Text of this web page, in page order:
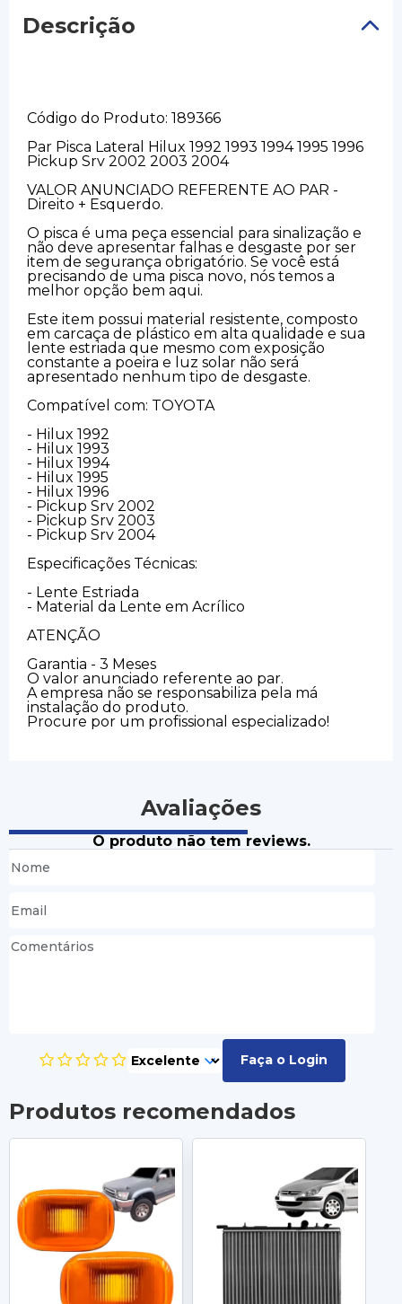
Descrição
Código do Produto: 189366
Par Pisca Lateral Hilux 1992 1993 1994 1995 1996
Pickup Srv 2002 2003 2004
VALOR ANUNCIADO REFERENTE AO PAR -
Direito + Esquerdo.
O pisca é uma peça essencial para sinalização e
não deve apresentar falhas e desgaste por ser
item de segurança obrigatório. Se você está
precisando de uma pisca novo, nós temos a
melhor opção bem aqui.
Este item possui material resistente, composto
em carcaça de plástico em alta qualidade e sua
lente estriada que mesmo com exposição
constante a poeira e luz solar não será
apresentado nenhum tipo de desgaste.
Compatível com: TOYOTA
- Hilux 1992
- Hilux 1993
- Hilux 1994
- Hilux 1995
- Hilux 1996
- Pickup Srv 2002
- Pickup Srv 2003
- Pickup Srv 2004
Especificações Técnicas:
- Lente Estriada
- Material da Lente em Acrílico
ATENÇÃO
Garantia - 3 Meses
O valor anunciado referente ao par.
A empresa não se responsabiliza pela má
instalação do produto.
Procure por um profissional especializado!
Avaliações
O produto não tem reviews.
Faça o Login
Produtos recomendados